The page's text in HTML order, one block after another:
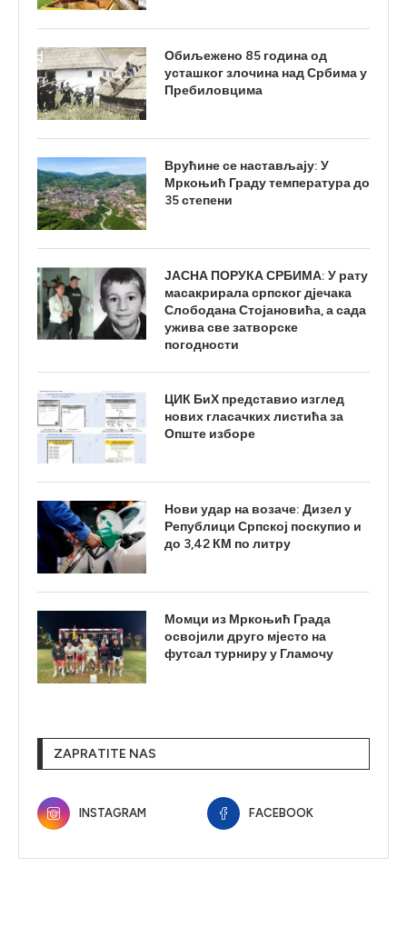
Обиљежено 85 година од
усташког злочина над Србима у
Пребиловцима
Врућине се настављају: У
Мркоњић Граду температура до
35 степени
ЈАСНА ПОРУКА СРБИМА: У рату
масакрирала српског дјечака
Слободана Стојановића, а сада
ужива све затворске
погодности
ЦИК БиХ представио изглед
нових гласачких листића за
Опште изборе
Нови удар на возаче: Дизел у
Републици Српској поскупио и
до 3,42 КМ по литру
Момци из Мркоњић Града
освојили друго мјесто на
футсал турниру у Гламочу
ZAPRATITE NAS
INSTAGRAM FACEBOOK